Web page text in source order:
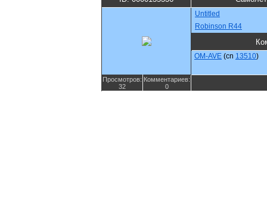
Untitled
Robinson R44
OM-AVE (cn 13510)
Просмотров:
32
Комментариев:
0